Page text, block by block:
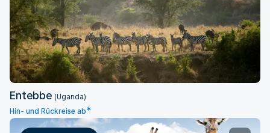
Entebbe
Entebbe (Uganda)
Hin- und Rückreise ab*